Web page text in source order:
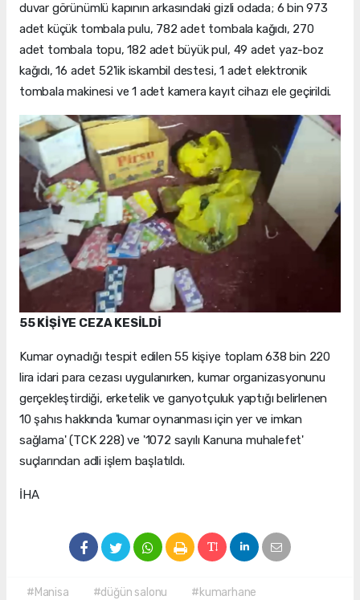
duvar görünümlü kapının arkasındaki gizli odada; 6 bin 973
adet küçük tombala pulu, 782 adet tombala kağıdı, 270
adet tombala topu, 182 adet büyük pul, 49 adet yaz-boz
kağıdı, 16 adet 52'lik iskambil destesi, 1 adet elektronik
tombala makinesi ve 1 adet kamera kayıt cihazı ele geçirildi.
55 KİŞİYE CEZA KESİLDİ
Kumar oynadığı tespit edilen 55 kişiye toplam 638 bin 220
lira idari para cezası uygulanırken, kumar organizasyonunu
gerçekleştirdiği, erketelik ve ganyotçuluk yaptığı belirlenen
10 şahıs hakkında 'kumar oynanması için yer ve imkan
sağlama' (TCK 228) ve '1072 sayılı Kanuna muhalefet'
suçlarından adli işlem başlatıldı.
İHA
#Manisa #düğün salonu #kumarhane